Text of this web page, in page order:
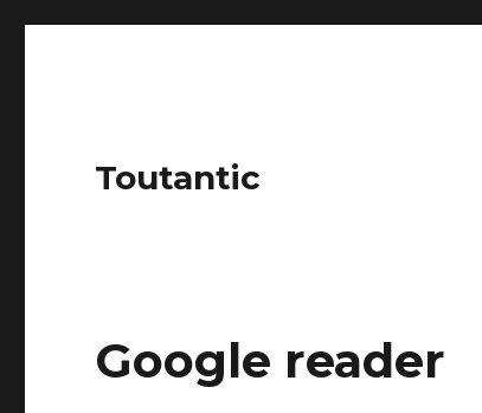
Toutantic
Google reader